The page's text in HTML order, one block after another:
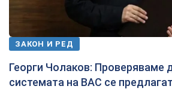
ЗАКОН И РЕД
Георги Чолаков: Проверяваме
системата на ВАС се